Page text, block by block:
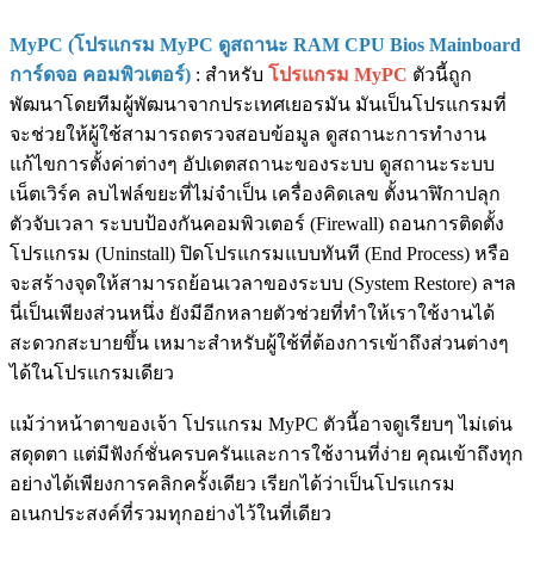
MyPC (โปรแกรม MyPC ดูสถานะ RAM CPU Bios Mainboard
การ์ดจอ คอมพิวเตอร์) : สำหรับ โปรแกรม MyPC ตัวนี้ถูก
พัฒนาโดยทีมผู้พัฒนาจากประเทศเยอรมัน มันเป็นโปรแกรมที่
จะช่วยให้ผู้ใช้สามารถตรวจสอบข้อมูล ดูสถานะการทำงาน
แก้ไขการตั้งค่าต่างๆ อัปเดตสถานะของระบบ ดูสถานะระบบ
เน็ตเวิร์ค ลบไฟล์ขยะที่ไม่จำเป็น เครื่องคิดเลข ตั้งนาฬิกาปลุก
ตัวจับเวลา ระบบป้องกันคอมพิวเตอร์ (Firewall) ถอนการติดตั้ง
โปรแกรม (Uninstall) ปิดโปรแกรมแบบทันที (End Process) หรือ
จะสร้างจุดให้สามารถย้อนเวลาของระบบ (System Restore) ลฯล
นี่เป็นเพียงส่วนหนึ่ง ยังมีอีกหลายตัวช่วยที่ทำให้เราใช้งานได้
สะดวกสะบายขึ้น เหมาะสำหรับผู้ใช้ที่ต้องการเข้าถึงส่วนต่างๆ
ได้ในโปรแกรมเดียว
แม้ว่าหน้าตาของเจ้า โปรแกรม MyPC ตัวนี้อาจดูเรียบๆ ไม่เด่น
สดุดตา แต่มีฟังก์ชั่นครบครันและการใช้งานที่ง่าย คุณเข้าถึงทุก
อย่างได้เพียงการคลิกครั้งเดียว เรียกได้ว่าเป็นโปรแกรม
อเนกประสงค์ที่รวมทุกอย่างไว้ในที่เดียว